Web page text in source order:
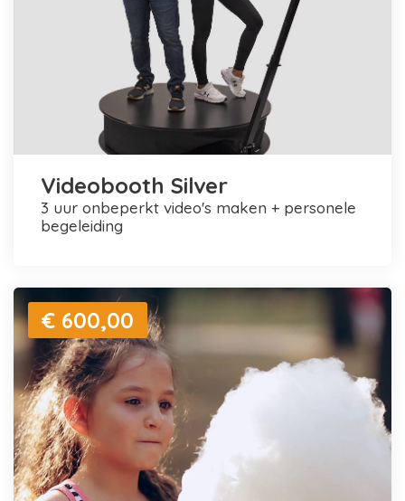
Videobooth Silver
3 uur onbeperkt video's maken + personele
begeleiding
€ 600,00